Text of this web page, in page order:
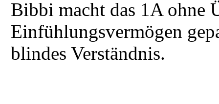
Bibbi macht das 1A ohne
Einfühlungsvermögen
blindes Verständnis.